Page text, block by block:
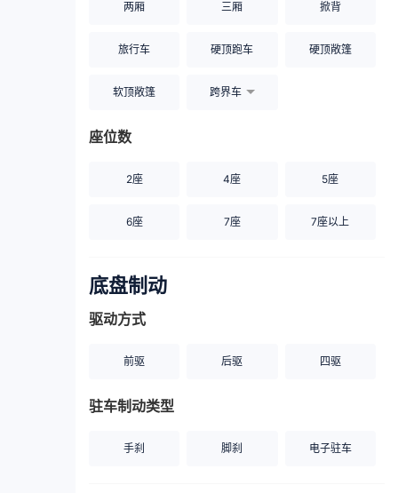
两厢 三厢 掀背
旅行车 硬顶跑车 硬顶敞篷
软顶敞篷 跨界车
座位数
2座 4座 5座
6座 7座 7座以上
底盘制动
驱动方式
前驱 后驱 四驱
驻车制动类型
手刹 脚刹 电子驻车